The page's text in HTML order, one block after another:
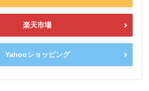
楽天市場
Yahooショッピング